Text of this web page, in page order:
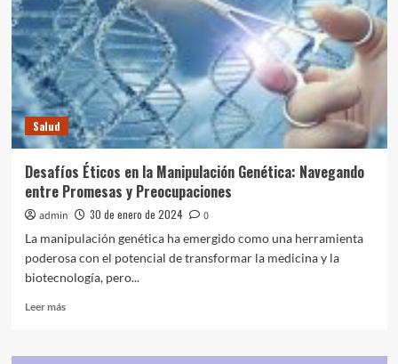
Un
Desafío
Global
Urgente
Salud
Desafíos Éticos en la Manipulación Genética: Navegando
entre Promesas y Preocupaciones
admin 30 de enero de 2024
0
La manipulación genética ha emergido como una herramienta
poderosa con el potencial de transformar la medicina y la
biotecnología, pero...
Leer másLeer
Desafíos